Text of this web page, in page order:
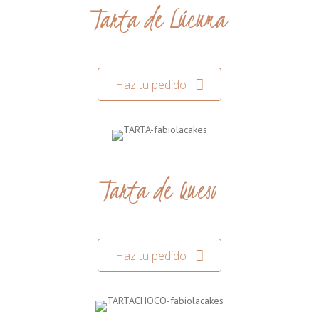
Tarta de Lúcuma
Haz tu pedido
Tarta de Queso
Haz tu pedido